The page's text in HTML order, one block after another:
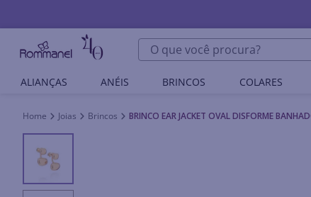
O que você procura?
ALIANÇAS ANÉIS BRINCOS COLARES
Joias Brincos BRINCO EAR JACKET OVAL DISFORME